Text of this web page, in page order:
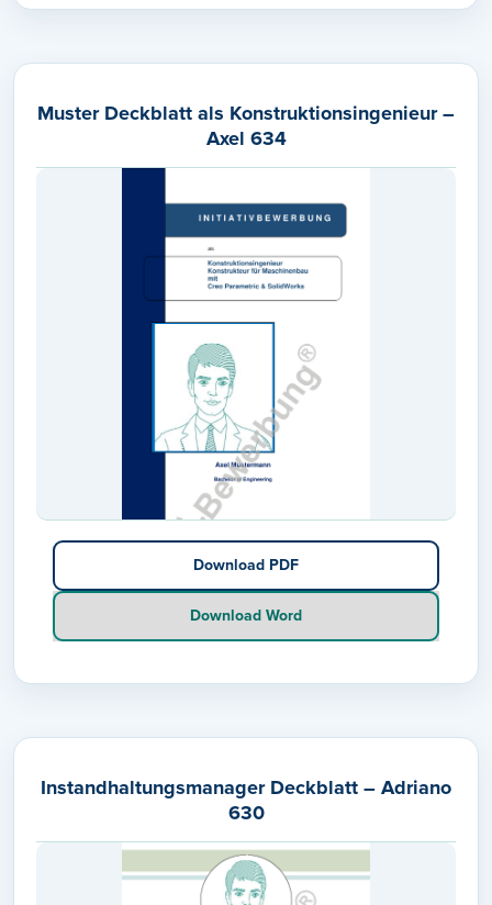
Muster Deckblatt als Konstruktionsingenieur –
Axel 634
Download PDF
Download Word
Instandhaltungsmanager Deckblatt – Adriano
630